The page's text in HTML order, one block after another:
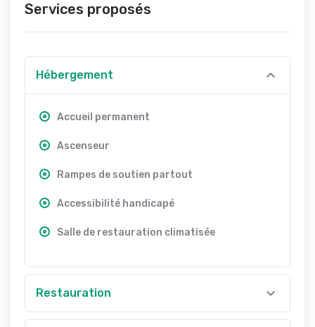
Services proposés
Hébergement
Accueil permanent
Ascenseur
Rampes de soutien partout
Accessibilité handicapé
Salle de restauration climatisée
Restauration